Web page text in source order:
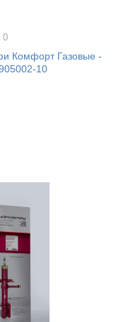
0
Комфорт Газовые -
10